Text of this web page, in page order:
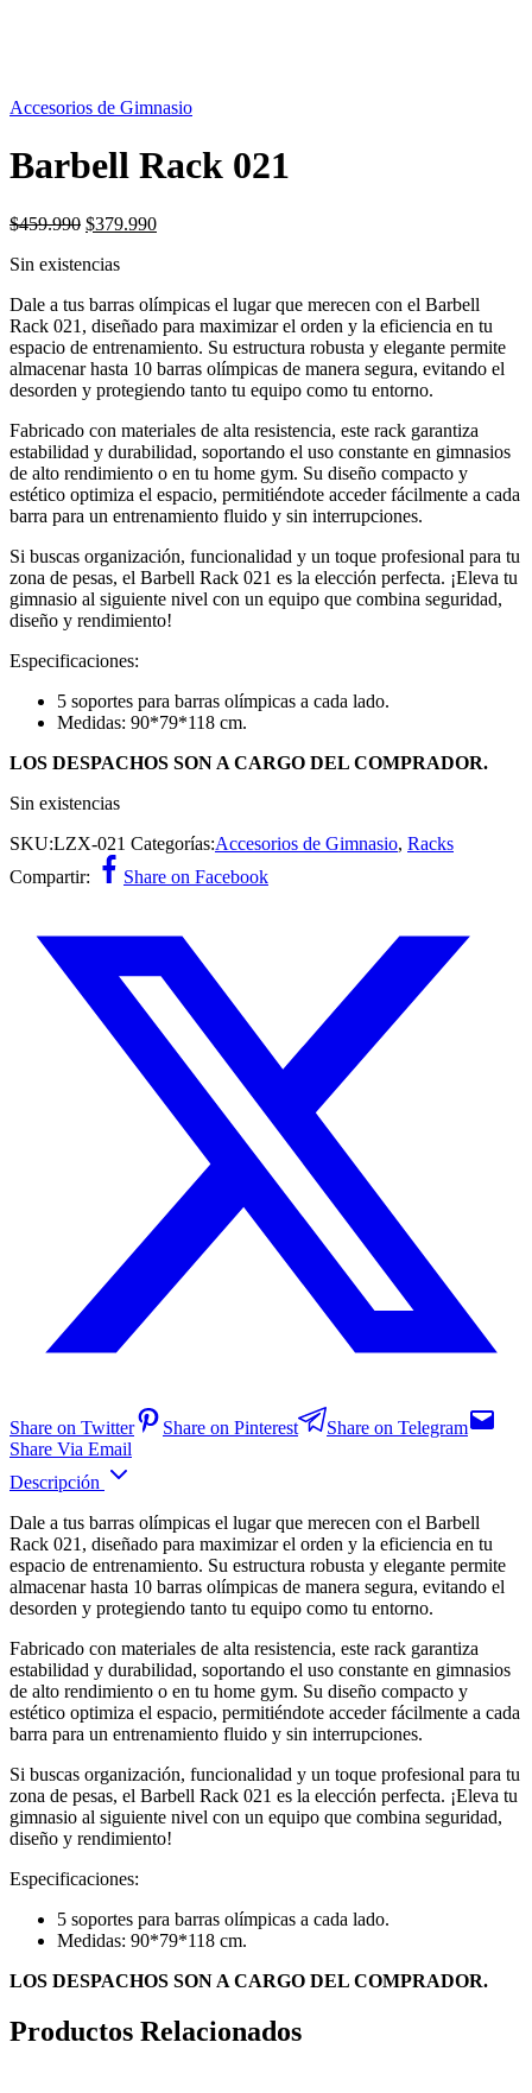
Accesorios de Gimnasio
Barbell Rack 021
$459.990 El
original
$459.990.
$379.990El
$379.990.
Sin existencias
Dale a tus barras olímpicas el lugar que merecen con el Barbell
Rack 021, diseñado para maximizar el orden y la eficiencia en tu
espacio de entrenamiento. Su estructura robusta y elegante permite
almacenar hasta 10 barras olímpicas de manera segura, evitando el
desorden y protegiendo tanto tu equipo como tu entorno.
Fabricado con materiales de alta resistencia, este rack garantiza
estabilidad y durabilidad, soportando el uso constante en gimnasios
de alto rendimiento o en tu home gym. Su diseño compacto y
estético optimiza el espacio, permitiéndote acceder fácilmente a cada
barra para un entrenamiento fluido y sin interrupciones.
Si buscas organización, funcionalidad y un toque profesional para tu
zona de pesas, el Barbell Rack 021 es la elección perfecta. ¡Eleva tu
gimnasio al siguiente nivel con un equipo que combina seguridad,
diseño y rendimiento!
Especificaciones:
5 soportes para barras olímpicas a cada lado.
Medidas: 90*79*118 cm.
LOS DESPACHOS SON A CARGO DEL COMPRADOR.
Sin existencias
SKU:LZX-021 Categorías:Accesorios de Gimnasio, Racks
Compartir:
Share on Facebook
Share on Twitter Share on Pinterest
Share on Telegram
Share Via Email
Descripción
Dale a tus barras olímpicas el lugar que merecen con el Barbell
Rack 021, diseñado para maximizar el orden y la eficiencia en tu
espacio de entrenamiento. Su estructura robusta y elegante permite
almacenar hasta 10 barras olímpicas de manera segura, evitando el
desorden y protegiendo tanto tu equipo como tu entorno.
Fabricado con materiales de alta resistencia, este rack garantiza
estabilidad y durabilidad, soportando el uso constante en gimnasios
de alto rendimiento o en tu home gym. Su diseño compacto y
estético optimiza el espacio, permitiéndote acceder fácilmente a cada
barra para un entrenamiento fluido y sin interrupciones.
Si buscas organización, funcionalidad y un toque profesional para tu
zona de pesas, el Barbell Rack 021 es la elección perfecta. ¡Eleva tu
gimnasio al siguiente nivel con un equipo que combina seguridad,
diseño y rendimiento!
Especificaciones:
5 soportes para barras olímpicas a cada lado.
Medidas: 90*79*118 cm.
LOS DESPACHOS SON A CARGO DEL COMPRADOR.
Productos Relacionados